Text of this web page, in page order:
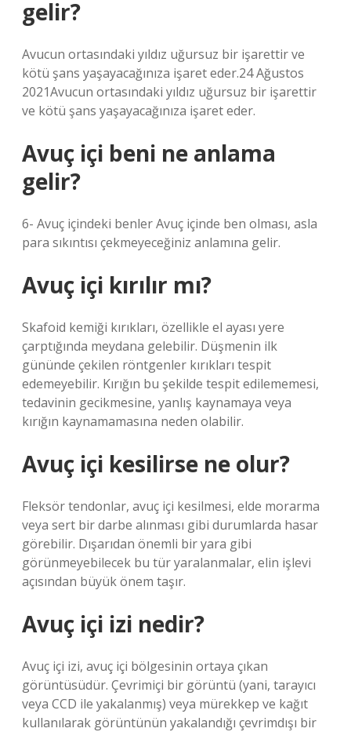
gelir?
Avucun ortasındaki yıldız uğursuz bir işarettir ve
kötü şans yaşayacağınıza işaret eder.24 Ağustos
2021Avucun ortasındaki yıldız uğursuz bir işarettir
ve kötü şans yaşayacağınıza işaret eder.
Avuç içi beni ne anlama
gelir?
6- Avuç içindeki benler Avuç içinde ben olması, asla
para sıkıntısı çekmeyeceğiniz anlamına gelir.
Avuç içi kırılır mı?
Skafoid kemiği kırıkları, özellikle el ayası yere
çarptığında meydana gelebilir. Düşmenin ilk
gününde çekilen röntgenler kırıkları tespit
edemeyebilir. Kırığın bu şekilde tespit edilememesi,
tedavinin gecikmesine, yanlış kaynamaya veya
kırığın kaynamamasına neden olabilir.
Avuç içi kesilirse ne olur?
Fleksör tendonlar, avuç içi kesilmesi, elde morarma
veya sert bir darbe alınması gibi durumlarda hasar
görebilir. Dışarıdan önemli bir yara gibi
görünmeyebilecek bu tür yaralanmalar, elin işlevi
açısından büyük önem taşır.
Avuç içi izi nedir?
Avuç içi izi, avuç içi bölgesinin ortaya çıkan
görüntüsüdür. Çevrimiçi bir görüntü (yani, tarayıcı
veya CCD ile yakalanmış) veya mürekkep ve kağıt
kullanılarak görüntünün yakalandığı çevrimdışı bir